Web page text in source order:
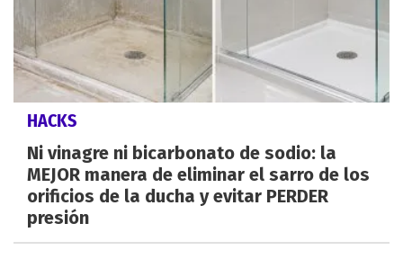
HACKS
Ni vinagre ni bicarbonato de sodio: la
MEJOR manera de eliminar el sarro de los
orificios de la ducha y evitar PERDER
presión